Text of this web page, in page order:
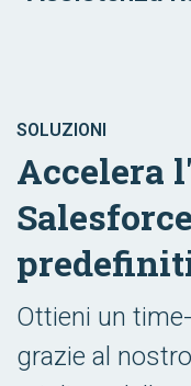
SOLUZIONI
Accelera
Ottieni un
grazie al